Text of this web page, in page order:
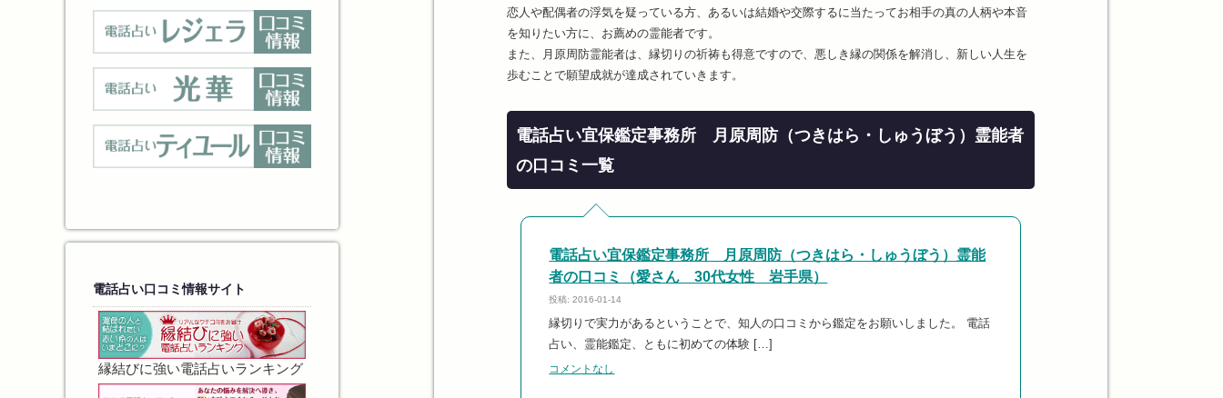
恋人や配偶者の浮気を疑っている方、あるいは結婚や交際するに当たってお相手の真の人柄や本音
を知りたい方に、お薦めの霊能者です。
また、月原周防霊能者は、縁切りの祈祷も得意ですので、悪しき縁の関係を解消し、新しい人生を
歩むことで願望成就が達成されていきます。
電話占い宜保鑑定事務所 月原周防（つきはら・しゅうぼう）霊能者
の口コミ一覧
電話占い宜保鑑定事務所 月原周防（つきはら・しゅうぼう）霊能
者の口コミ（愛さん 30代女性 岩手県）
投稿: 2016-01-14
縁切りで実力があるということで、知人の口コミから鑑定をお願いしました。 電話
占い、霊能鑑定、ともに初めての体験 […]
コメントなし
電話占い口コミ情報サイト
縁結びに強い電話占いランキング